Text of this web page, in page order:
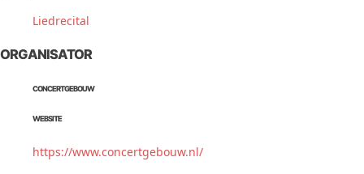
Liedrecital
ORGANISATOR
CONCERTGEBOUW
WEBSITE
https://www.concertgebouw.nl/